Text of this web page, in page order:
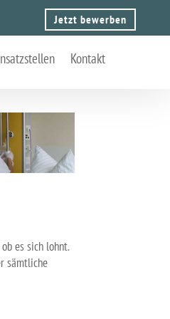
Jetzt bewerben
Kontakt
es sich lohnt.
sämtliche